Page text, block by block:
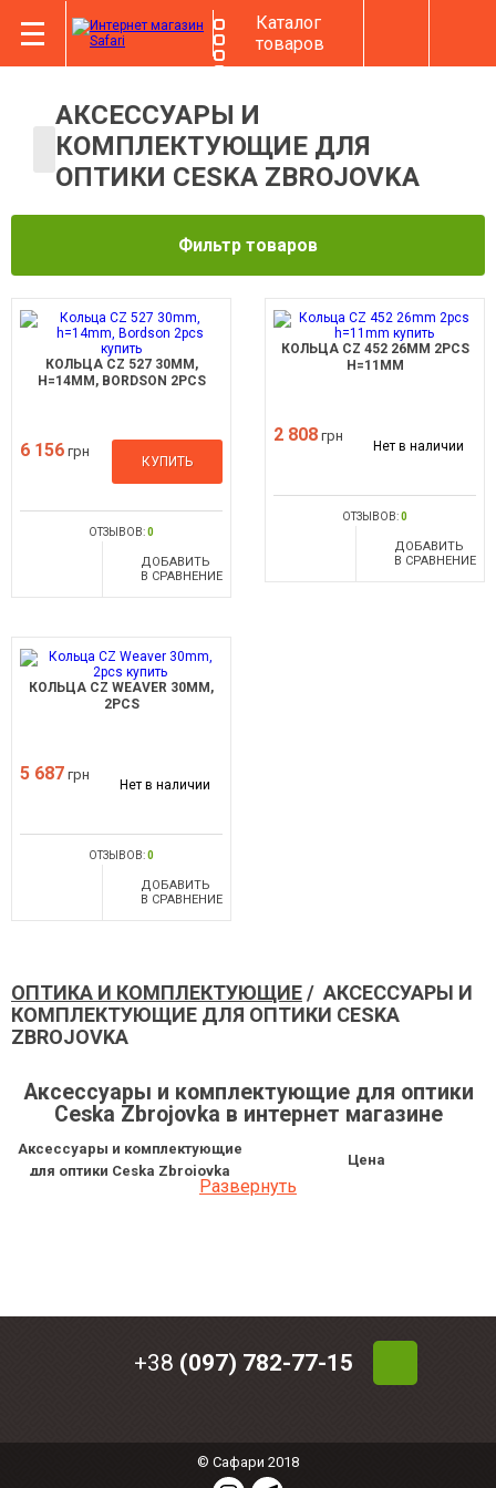
Каталог
товаров
АКСЕССУАРЫ И
КОМПЛЕКТУЮЩИЕ ДЛЯ
ОПТИКИ CESKA ZBROJOVKA
Фильтр товаров
КОЛЬЦА CZ 527 30MM,
H=14MM, BORDSON 2PCS
6 156 грн
КУПИТЬ
ОТЗЫВОВ:0
ДОБАВИТЬ
В СРАВНЕНИЕ
КОЛЬЦА CZ 452 26MM 2PCS
H=11MM
2 808 грн
Нет в наличии
ОТЗЫВОВ:0
ДОБАВИТЬ
В СРАВНЕНИЕ
КОЛЬЦА CZ WEAVER 30MM,
2PCS
5 687 грн
Нет в наличии
ОТЗЫВОВ:0
ДОБАВИТЬ
В СРАВНЕНИЕ
ОПТИКА И КОМПЛЕКТУЮЩИЕ/ АКСЕССУАРЫ И
КОМПЛЕКТУЮЩИЕ ДЛЯ ОПТИКИ CESKA
ZBROJOVKA
Аксессуары и комплектующие для оптики
Ceska Zbrojovka в интернет магазине
Аксессуары и комплектующие
для оптики Ceska Zbrojovka
Цена
Кольца CZ 527 30mm, h=14mm,Развернуть
+38 (097) 782-77-15
© Сафари 2018